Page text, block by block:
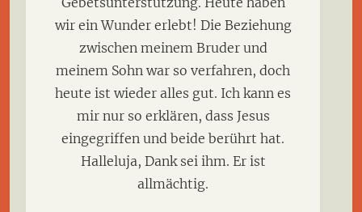
wir ein Wunder erlebt! Die Beziehung
zwischen meinem Bruder und
meinem Sohn war so verfahren, doch
heute ist wieder alles gut. Ich kann es
mir nur so erklären, dass Jesus
eingegriffen und beide berührt hat.
Halleluja, Dank sei ihm. Er ist
allmächtig.